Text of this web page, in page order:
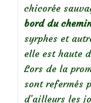
chicorée
bord du
syrphes et
elle est haute
Lors de la
sont refermés
d’ailleurs les